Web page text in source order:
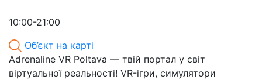
10:00-21:00
Об’єкт на карті
Adrenaline VR Poltava — твій портал у світ
віртуальної реальності! VR-ігри, симулятори